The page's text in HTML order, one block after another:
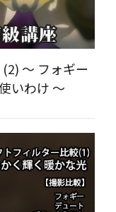
～ フォギー
いわけ ～